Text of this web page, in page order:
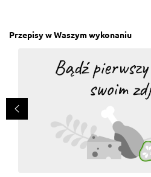
Przepisy w Waszym wykonaniu